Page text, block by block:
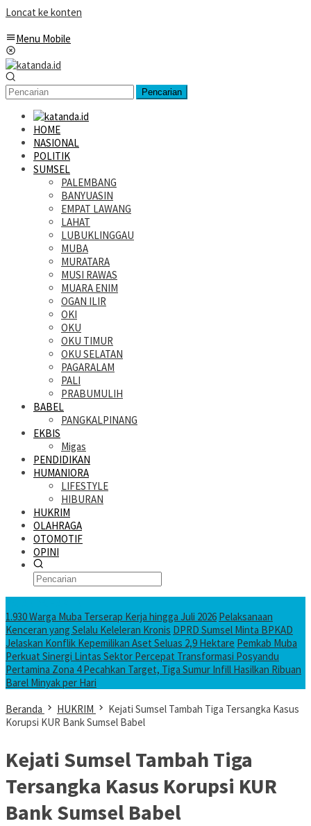
Loncat ke konten
Menu Mobile
Pencarian
HOME
NASIONAL
POLITIK
SUMSEL
PALEMBANG
BANYUASIN
EMPAT LAWANG
LAHAT
LUBUKLINGGAU
MUBA
MURATARA
MUSI RAWAS
MUARA ENIM
OGAN ILIR
OKI
OKU
OKU TIMUR
OKU SELATAN
PAGARALAM
PALI
PRABUMULIH
BABEL
PANGKALPINANG
EKBIS
Migas
PENDIDIKAN
HUMANIORA
LIFESTYLE
HIBURAN
HUKRIM
OLAHRAGA
OTOMOTIF
OPINI
1.930 Warga Muba Terserap Kerja hingga Juli 2026 Pelaksanaan
Kenceran yang Selalu Keleleran Kronis DPRD Sumsel Minta BPKAD
Jelaskan Konflik Kepemilikan Aset Seluas 2,9 Hektare Pemkab Muba
Perkuat Sinergi Lintas Sektor Percepat Transformasi Posyandu
Pertamina Zona 4 Pecahkan Target, Tiga Sumur Infill Hasilkan Ribuan
Barel Minyak per Hari
Beranda
HUKRIM
Kejati Sumsel Tambah Tiga Tersangka Kasus
Korupsi KUR Bank Sumsel Babel
Kejati Sumsel Tambah Tiga
Tersangka Kasus Korupsi KUR
Bank Sumsel Babel